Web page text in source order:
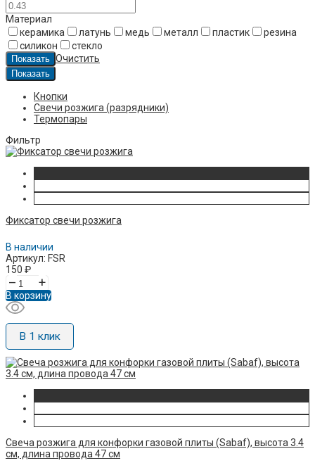
Материал
керамика
латунь медь металл пластик
резина
силикон
стекло
Очистить
Кнопки
Свечи розжига (разрядники)
Термопары
Фильтр
Фиксатор свечи розжига
В наличии
Артикул: FSR
150 ₽
– +
В корзину
В 1 клик
Свеча розжига для конфорки газовой плиты (Sabaf), высота 3.4
см, длина провода 47 см